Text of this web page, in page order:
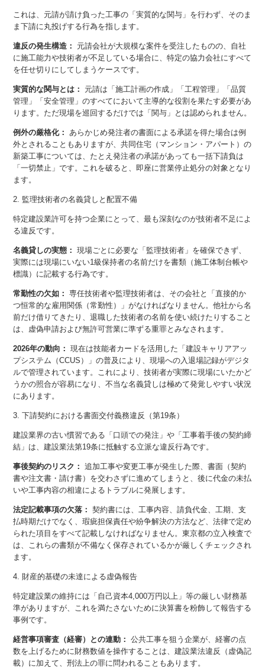
これは、元請が請け負った工事の「実質的な関与」を行わず、そのま
ま下請に丸投げする行為を指します。
違反の発生構造：
元請会社が大規模な案件を受注したものの、自社
に施工能力や技術者が不足している場合に、特定の協力会社にすべて
を任せ切りにしてしまうケースです。
実質的な関与とは：
元請は「施工計画の作成」「工程管理」「品質
管理」「安全管理」のすべてにおいて主導的な役割を果たす必要があ
ります。ただ現場を巡回するだけでは「関与」とは認められません。
例外の厳格化：
あらかじめ発注者の書面による承諾を得た場合は例
外とされることもありますが、共同住宅（マンション・アパート）の
新築工事については、たとえ発注者の承諾があっても一括下請負は
「一切禁止」です。これを破ると、即座に営業停止処分の対象となり
ます。
2. 監理技術者の名義貸しと配置不備
特定建設業許可を持つ企業にとって、最も深刻なのが技術者不足によ
る違反です。
名義貸しの実態： 現場ごとに必要な「監理技術者」を確保できず、
実際には現場にいない1級保持者の名前だけを書類（施工体制台帳や
標識）に記載する行為です。
常勤性の欠如： 専任技術者や監理技術者は、その会社と「直接的か
つ恒常的な雇用関係（常勤性）」がなければなりません。他社から名
前だけ借りてきたり、退職した技術者の名前を使い続けたりすること
は、虚偽申請および無許可営業に準ずる重罪とみなされます。
2026年の動向： 現在は技能者カードを活用した「建設キャリアアッ
プシステム（CCUS）」の普及により、現場への入退場記録がデジタ
ルで管理されています。これにより、技術者が実際に現場にいたかど
うかの照合が容易になり、不当な名義貸しは極めて発覚しやすい状況
にあります。
3. 下請契約における書面交付義務違反（第19条）
建設業界の古い慣習である「口頭での発注」や「工事着手後の契約締
結」は、建設業法第19条に抵触する立派な違反行為です。
事後契約のリスク： 追加工事や変更工事が発生した際、書面（契約
書や注文書・請け書）を交わさずに進めてしまうと、後に代金の未払
いや工事内容の相違によるトラブルに発展します。
法定記載事項の欠落： 契約書には、工事内容、請負代金、工期、支
払時期だけでなく、瑕疵担保責任や紛争解決の方法など、法律で定め
られた項目をすべて記載しなければなりません。東京都の立入検査で
は、これらの書類が不備なく保存されているかが厳しくチェックされ
ます。
4. 財産的基礎の未達による虚偽報告
特定建設業の維持には「自己資本4,000万円以上」等の厳しい財務基
準がありますが、これを満たさないために決算書を粉飾して報告する
事例です。
経営事項審査（経審）との連動： 公共工事を狙う企業が、経審の点
数を上げるために財務数値を操作することは、建設業法違反（虚偽記
載）に加えて、刑法上の罪に問われることもあります。